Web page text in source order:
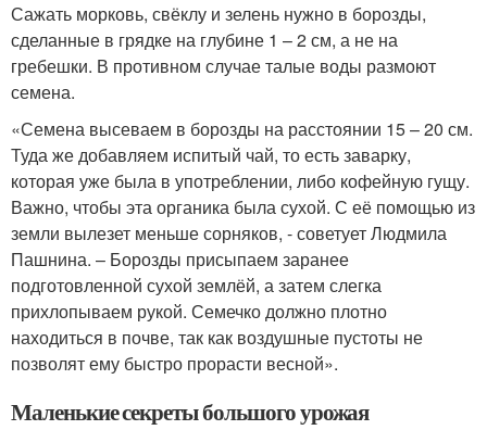
Сажать морковь, свёклу и зелень нужно в борозды,
сделанные в грядке на глубине 1 – 2 см, а не на
гребешки. В противном случае талые воды размоют
семена.
«Семена высеваем в борозды на расстоянии 15 – 20 см.
Туда же добавляем испитый чай, то есть заварку,
которая уже была в употреблении, либо кофейную гущу.
Важно, чтобы эта органика была сухой. С её помощью из
земли вылезет меньше сорняков, - советует Людмила
Пашнина. – Борозды присыпаем заранее
подготовленной сухой землёй, а затем слегка
прихлопываем рукой. Семечко должно плотно
находиться в почве, так как воздушные пустоты не
позволят ему быстро прорасти весной».
Маленькие секреты большого урожая